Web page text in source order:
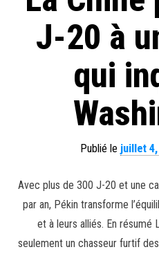
J-20 à
qui
Publié le juillet 4,
Avec plus de 300 J-20 et une
par an, Pékin transforme
et à leurs alliés. En résumé
seulement un chasseur furtif